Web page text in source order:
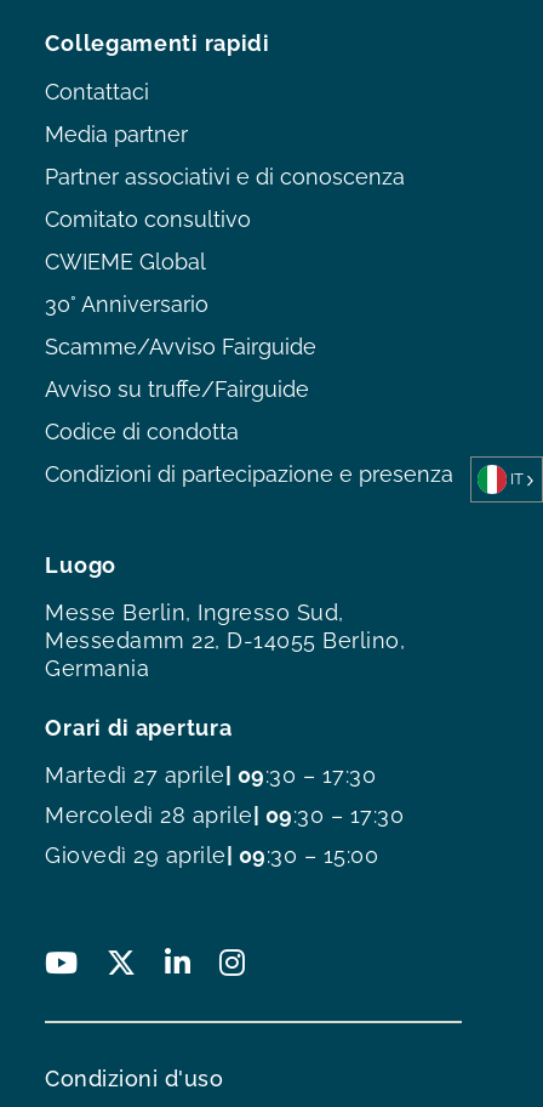
Luogo
Messe Berlin, Ingresso Sud,
Messedamm 22, D-14055 Berlino,
Germania
Orari di apertura
Martedì 27 aprile | 09:30 – 17:30
Mercoledì 28 aprile | 09:30 – 17:30
Giovedì 29 aprile | 09:30 – 15:00
Collegamenti rapidi
Contattaci
Media partner
Partner associativi e di conoscenza
Comitato consultivo
CWIEME Global
30° Anniversario
Scamme/Avviso Fairguide
Avviso su truffe/Fairguide
Codice di condotta
Condizioni di partecipazione e presenza
Condizioni d'uso
IT